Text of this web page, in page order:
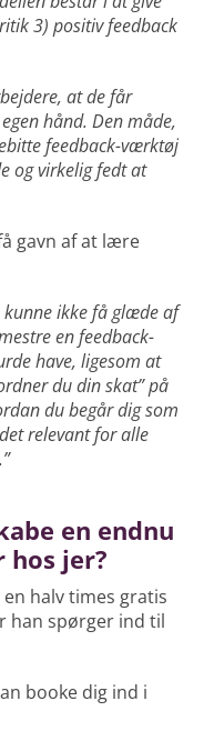
3) positiv feedback
at de får
hånd. Den måde,
feedback-værktøj
og virkelig fedt at
gavn af at lære
kunne ikke få glæde af
en feedback-
have, ligesom at
du din skat” på
du begår dig som
relevant for alle
en endnu
hos jer?
halv times gratis
han spørger ind til
booke dig ind i